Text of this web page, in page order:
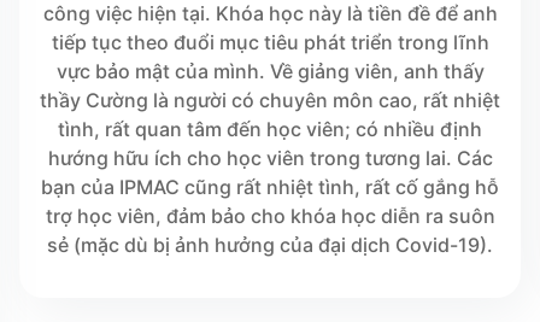
công việc hiện tại. Khóa học này là tiền đề để anh
tiếp tục theo đuổi mục tiêu phát triển trong lĩnh
vực bảo mật của mình. Về giảng viên, anh thấy
thầy Cường là người có chuyên môn cao, rất nhiệt
tình, rất quan tâm đến học viên; có nhiều định
hướng hữu ích cho học viên trong tương lai. Các
bạn của IPMAC cũng rất nhiệt tình, rất cố gắng hỗ
trợ học viên, đảm bảo cho khóa học diễn ra suôn
sẻ (mặc dù bị ảnh hưởng của đại dịch Covid-19).